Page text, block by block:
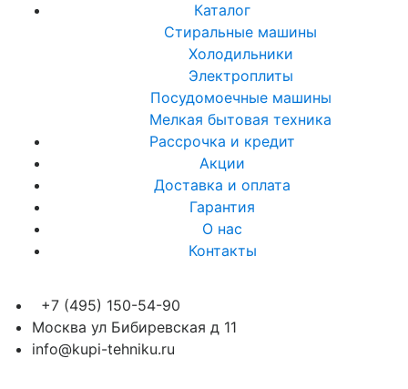
Каталог
Стиральные машины
Холодильники
Электроплиты
Посудомоечные машины
Мелкая бытовая техника
Рассрочка и кредит
Акции
Доставка и оплата
Гарантия
О нас
Контакты
+7 (495) 150-54-90
Москва ул Бибиревская д 11
info@kupi-tehniku.ru